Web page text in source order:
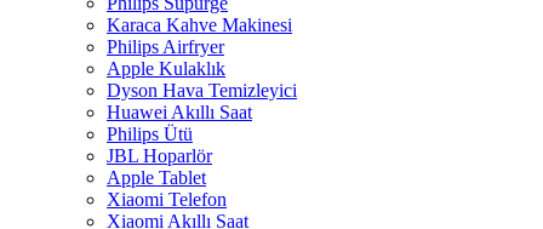
Karaca Kahve Makinesi
Philips Airfryer
Apple Kulaklık
Dyson Hava Temizleyici
Huawei Akıllı Saat
Philips Ütü
JBL Hoparlör
Apple Tablet
Xiaomi Telefon
Xiaomi Akıllı Saat